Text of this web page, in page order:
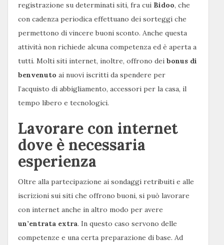
registrazione su determinati siti, fra cui Bidoo, che
con cadenza periodica effettuano dei sorteggi che
permettono di vincere buoni sconto. Anche questa
attività non richiede alcuna competenza ed è aperta a
tutti. Molti siti internet, inoltre, offrono dei bonus di
benvenuto ai nuovi iscritti da spendere per
l’acquisto di abbigliamento, accessori per la casa, il
tempo libero e tecnologici.
Lavorare con internet
dove è necessaria
esperienza
Oltre alla partecipazione ai sondaggi retribuiti e alle
iscrizioni sui siti che offrono buoni, si può lavorare
con internet anche in altro modo per avere
un’entrata extra. In questo caso servono delle
competenze e una certa preparazione di base. Ad